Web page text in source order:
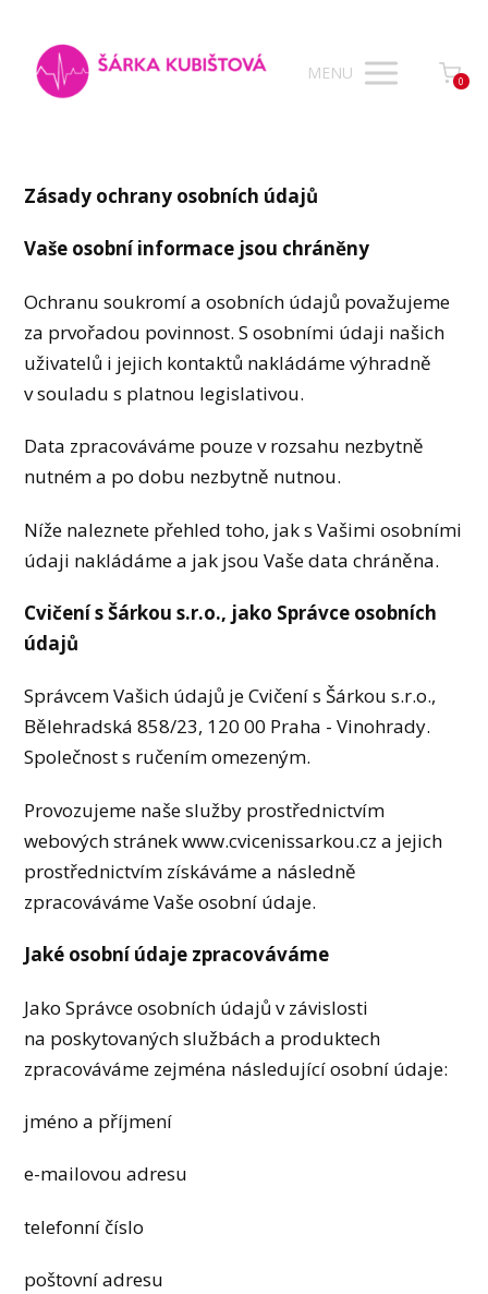
MENU 0
Zásady ochrany osobních údajů
Vaše osobní informace jsou chráněny
Ochranu soukromí a osobních údajů považujeme
za prvořadou povinnost. S osobními údaji našich
uživatelů i jejich kontaktů nakládáme výhradně
v souladu s platnou legislativou.
Data zpracováváme pouze v rozsahu nezbytně
nutném a po dobu nezbytně nutnou.
Níže naleznete přehled toho, jak s Vašimi osobními
údaji nakládáme a jak jsou Vaše data chráněna.
Cvičení s Šárkou s.r.o., jako Správce osobních
údajů
Správcem Vašich údajů je Cvičení s Šárkou s.r.o.,
Bělehradská 858/23, 120 00 Praha - Vinohrady.
Společnost s ručením omezeným.
Provozujeme naše služby prostřednictvím
webových stránek www.cvicenissarkou.cz a jejich
prostřednictvím získáváme a následně
zpracováváme Vaše osobní údaje.
Jaké osobní údaje zpracováváme
Jako Správce osobních údajů v závislosti
na poskytovaných službách a produktech
zpracováváme zejména následující osobní údaje:
jméno a příjmení
e-mailovou adresu
telefonní číslo
poštovní adresu